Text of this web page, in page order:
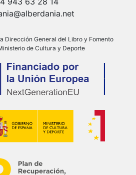
Dirección General del Libro y Fomento
de Cultura y Deporte